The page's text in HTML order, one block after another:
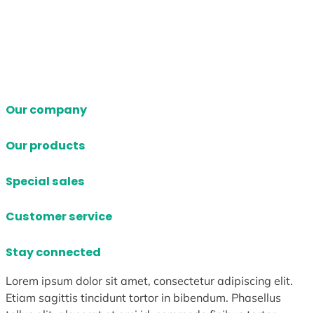
Our company
Our products
Special sales
Customer service
Stay connected
Lorem ipsum dolor sit amet, consectetur adipiscing elit.
Etiam sagittis tincidunt tortor in bibendum. Phasellus